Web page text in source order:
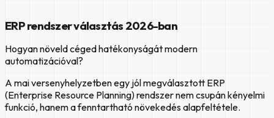
ERP rendszer választás 2026-ban
Hogyan növeld céged hatékonyságát modern
automatizációval?
A mai versenyhelyzetben egy jól megválasztott ERP
(Enterprise Resource Planning) rendszer nem csupán kényelmi
funkció, hanem a fenntartható növekedés alapfeltétele.